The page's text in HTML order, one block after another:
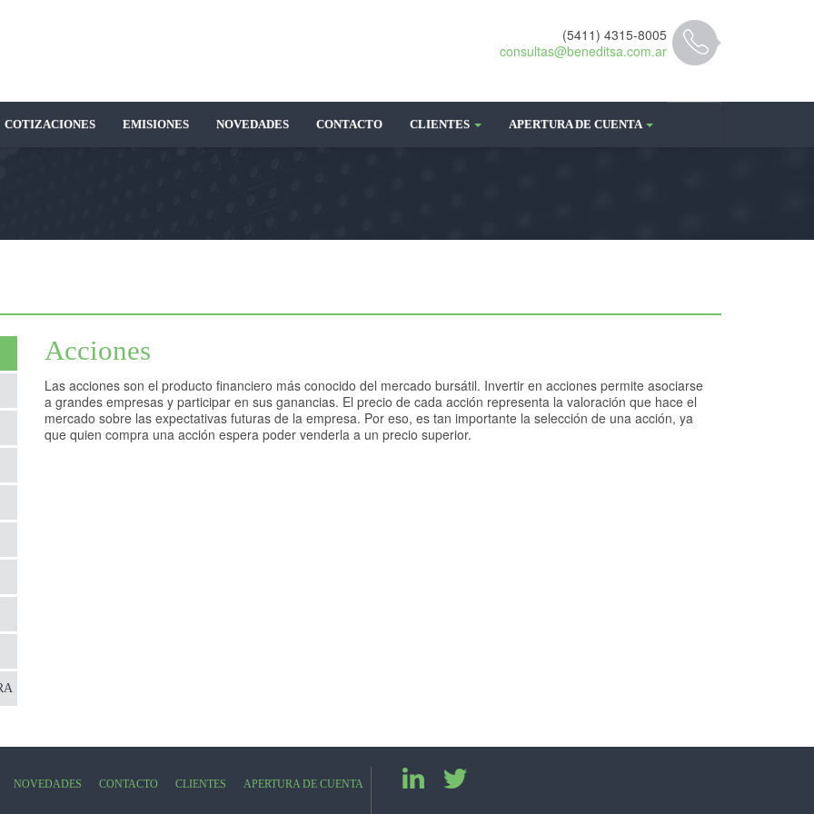
(5411) 4315-8005
consultas@beneditsa.com.ar
COTIZACIONES EMISIONES NOVEDADES CONTACTO CLIENTES APERTURA DE CUENTA
Acciones
Las acciones son el producto financiero más conocido del mercado bursátil. Invertir en acciones permite asociarse
a grandes empresas y participar en sus ganancias. El precio de cada acción representa la valoración que hace el
mercado sobre las expectativas futuras de la empresa. Por eso, es tan importante la selección de una acción, ya
que quien compra una acción espera poder venderla a un precio superior.
NOVEDADES CONTACTO CLIENTES APERTURA DE CUENTA